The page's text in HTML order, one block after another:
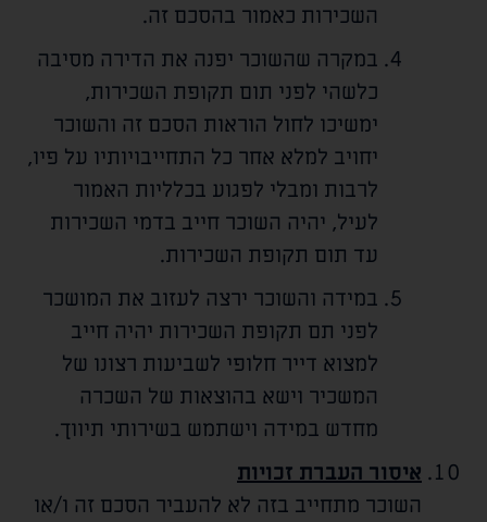
השכירות כאמור בהסכם זה.
במקרה שהשוכר יפנה את הדירה מסיבה
כלשהי לפני תום תקופת השכירות,
ימשיכו לחול הוראות הסכם זה והשוכר
יחויב למלא אחר כל התחייבויותיו על פיו,
לרבות ומבלי לפגוע בכלליות האמור
לעיל, יהיה השוכר חייב בדמי השכירות
עד תום תקופת השכירות.
במידה והשוכר ירצה לעזוב את המושכר
לפני תם תקופת השכירות יהיה חייב
למצוא דייר חלופי לשביעות רצונו של
המשכיר וישא בהוצאות של השכרה
מחדש במידה וישתמש בשירותי תיווך.
איסור העברת זכויות
השוכר מתחייב בזה לא להעביר הסכם זה ו/או